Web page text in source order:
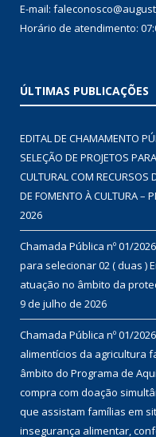
E-mail:
Horário de atendimento:
ÚLTIMAS PUBLICAÇÕES
EDITAL DE CHAMAMENTO
SELEÇÃO DE PROJETOS
CULTURAL COM RECURSOS
DE FOMENTO À CULTURA –
2026
Chamada Pública nº 01/
para selecionar 02 ( duas )
atuação no âmbito da
9 de julho de 2026
Chamada Pública nº 01/
alimentícios da agricultura
âmbito do Programa de
compra com doação
que assistam famílias em
insegurança alimentar,